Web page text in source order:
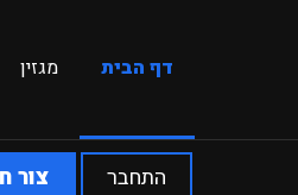
דף הבית מגזין
התחבר צור